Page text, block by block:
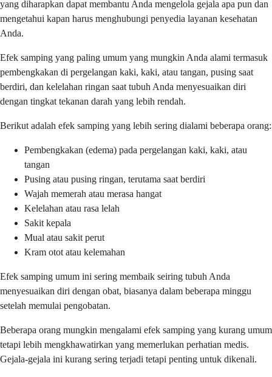
yang diharapkan dapat membantu Anda mengelola gejala apa pun dan
mengetahui kapan harus menghubungi penyedia layanan kesehatan
Anda.
Efek samping yang paling umum yang mungkin Anda alami termasuk
pembengkakan di pergelangan kaki, kaki, atau tangan, pusing saat
berdiri, dan kelelahan ringan saat tubuh Anda menyesuaikan diri
dengan tingkat tekanan darah yang lebih rendah.
Berikut adalah efek samping yang lebih sering dialami beberapa orang:
Pembengkakan (edema) pada pergelangan kaki, kaki, atau
tangan
Pusing atau pusing ringan, terutama saat berdiri
Wajah memerah atau merasa hangat
Kelelahan atau rasa lelah
Sakit kepala
Mual atau sakit perut
Kram otot atau kelemahan
Efek samping umum ini sering membaik seiring tubuh Anda
menyesuaikan diri dengan obat, biasanya dalam beberapa minggu
setelah memulai pengobatan.
Beberapa orang mungkin mengalami efek samping yang kurang umum
tetapi lebih mengkhawatirkan yang memerlukan perhatian medis.
Gejala-gejala ini kurang sering terjadi tetapi penting untuk dikenali.